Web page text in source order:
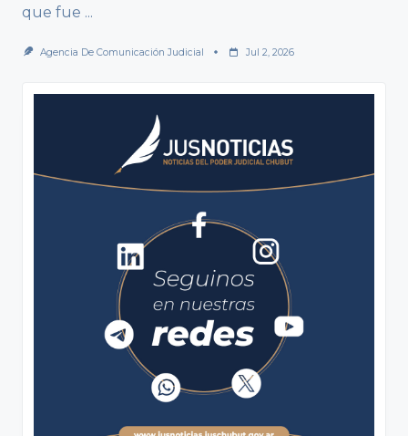
que fue ...
Agencia De Comunicación Judicial Jul 2, 2026